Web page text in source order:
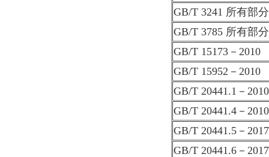
GB/T 3241 所有部分
GB/T 3785 所有部分
GB/T 15173－2010
GB/T 15952－2010
GB/T 20441.1－2010
GB/T 20441.4－2010
GB/T 20441.5－2017
GB/T 20441.6－2017